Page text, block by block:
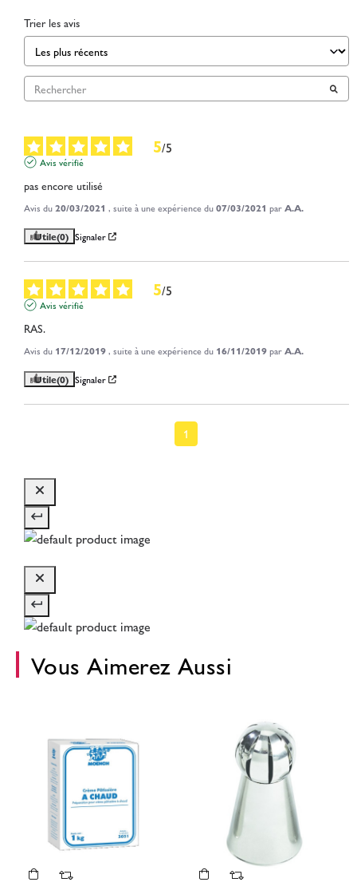
Trier les avis
5/5
Avis vérifié
pas encore utilisé
Avis du20/03/2021 , suite à une expérience du07/03/2021 parA.A.
Utile(0) Signaler
5/5
Avis vérifié
RAS.
Avis du 17/12/2019, suite à une expérience du 16/11/2019parA.A.
Utile(0) Signaler
1
Vous Aimerez Aussi